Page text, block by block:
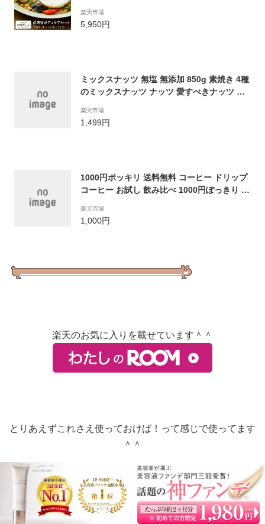
ー 健康 簡単 時短調理 減塩 栄養 野菜不足 送
料無料
楽天市場
5,950円
ミックスナッツ 無塩 無添加 850g 素焼き 4種
のミックスナッツ ナッツ 愛すべきナッツ 満
い850g 訳あり アーモンド くるみ マカダミア
ナッツ カシューナッツ 業務用 大容量 お買い
楽天市場
1,499円
1000円ポッキリ 送料無料 コーヒー ドリップ
コーヒー お試し 飲み比べ 1000円ぽっきり ド
高級 8g ドリップ 澤井珈琲 マイルド ライト
ビター アニバ 澤井珈琲のドリップバッグ4種
楽天市場
1,000円
楽天のお気に入りを載せています＾＾
とりあえずこれさえ使っておけば！って感じで使ってます
＾＾